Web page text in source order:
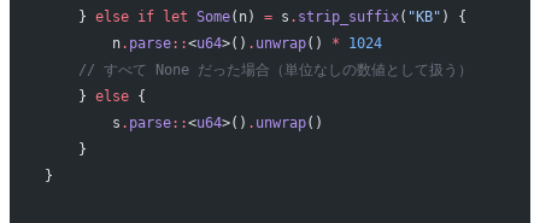
    }
else if let Some(n) = s . strip_suffix( "KB" ) {
        n
. parse::<u64>() . unwrap() * 1024
    // すべて None だった場合（単位なしの数値として扱う）
    }
else {
        s
. parse::<u64>() . unwrap()
    }
}